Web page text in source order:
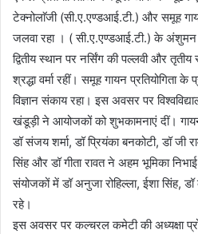
टेक्नोलाॅजी (सी.ए.एण्डआई.टी.) और समूह
जलवा रहा । ( सी.ए.एण्डआई.टी.) के अंशुमन
द्वितीय स्थान पर नर्सिंग की पल्लवी और
श्रद्धा वर्मा रहीं। समूह गायन प्रतियोगिता
विज्ञान संकाय रहा। इस अवसर पर
खंडूड़ी ने आयोजकों को शुभकामनाएं दीं।
डॉ संजय शर्मा, डॉ प्रियंका बनकोटी, डॉ जी
सिंह और डॉ गीता रावत ने अहम भूमिका
संयोजकों में डॉ अनुजा रोहिल्ला, ईशा सिंह,
रहे।
इस अवसर पर कल्चरल कमेटी की अध्यक्षा